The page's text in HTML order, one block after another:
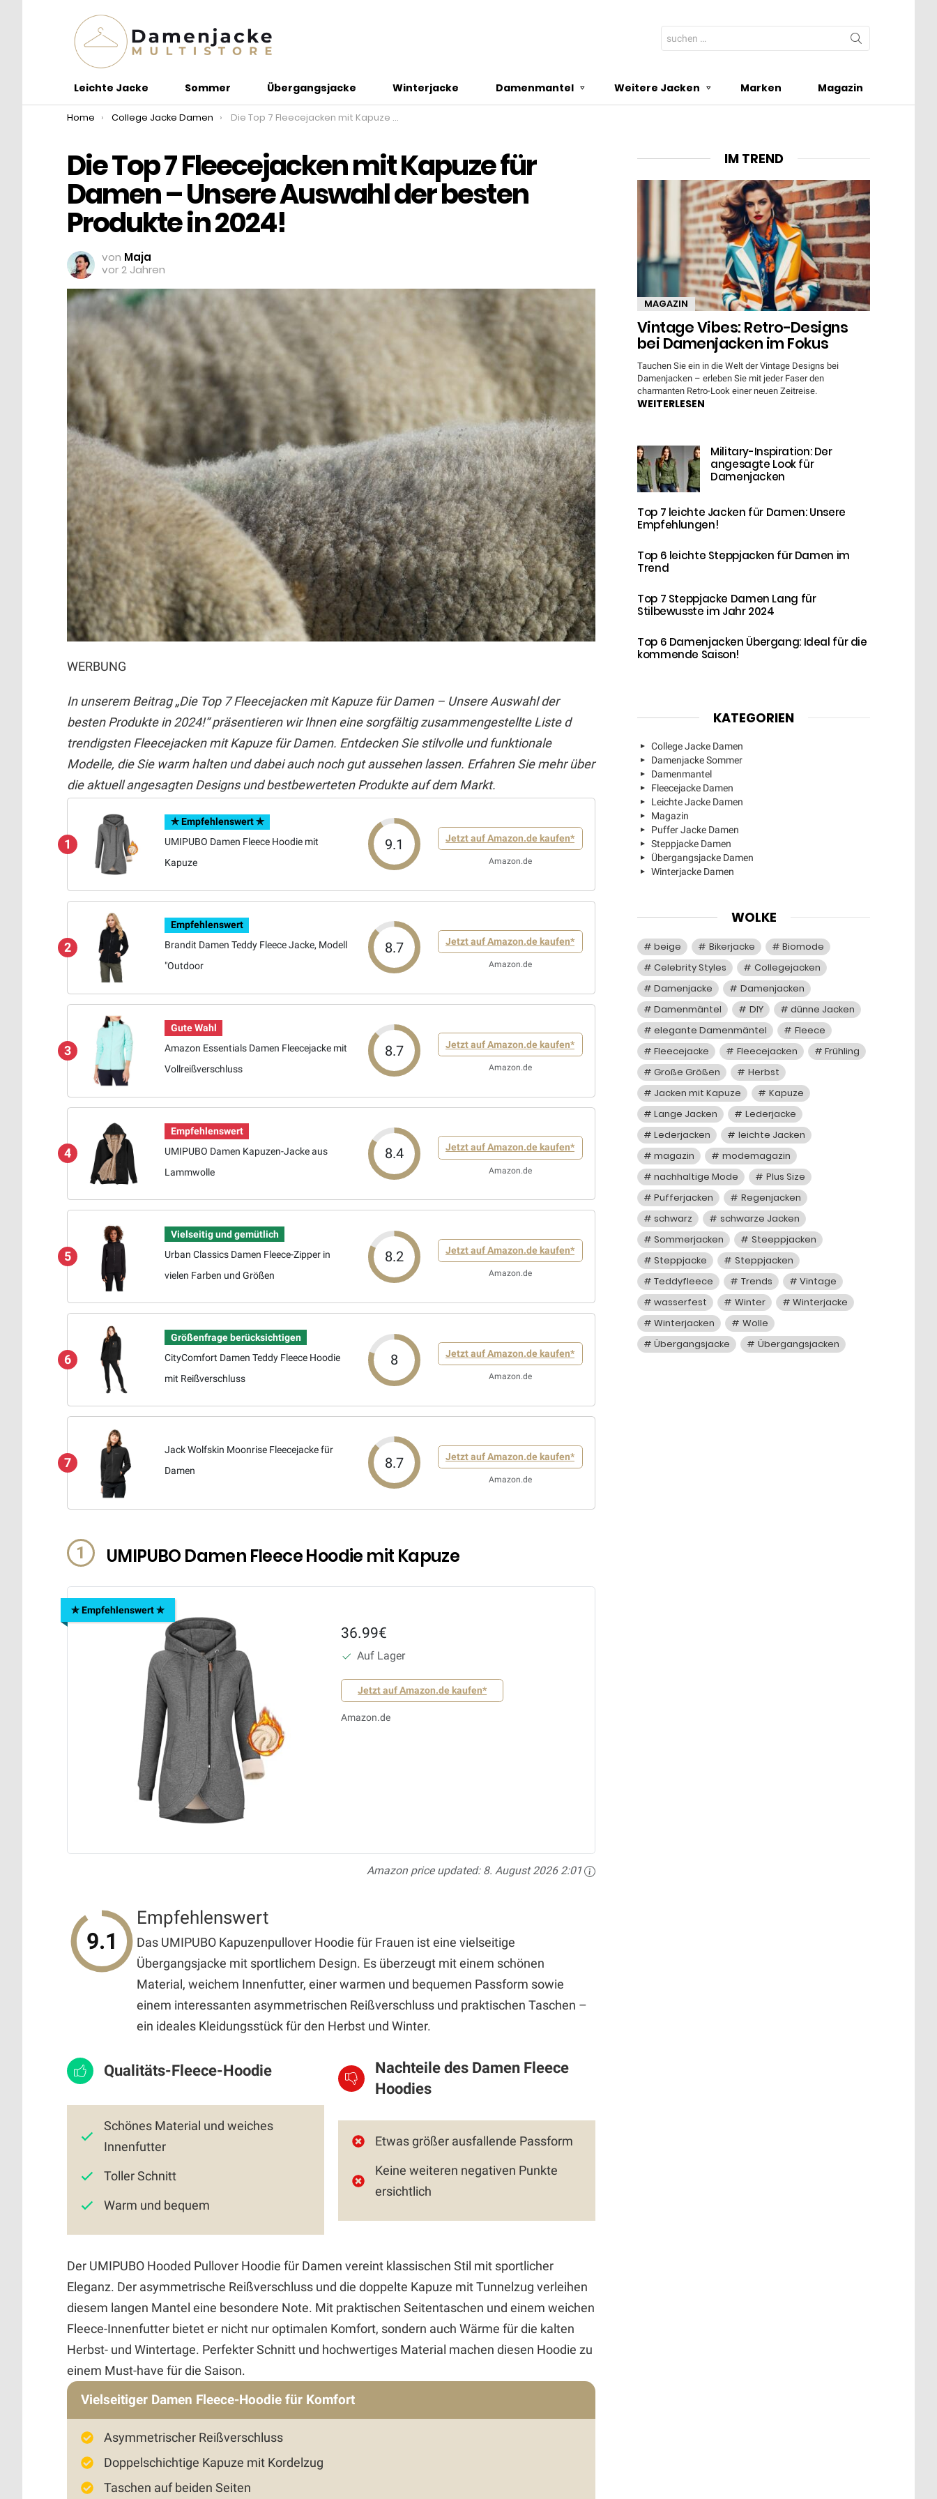
Search
for:
Leichte Jacke Sommer Übergangsjacke Winterjacke Damenmantel Weitere Jacken Marken Magazin
You are here:
Home College Jacke Damen Die Top 7 Fleecejacken mit Kapuze für Damen – Unsere Auswahl der besten Produkte in 2024!
Die Top 7 Fleecejacken mit Kapuze für
Damen – Unsere Auswahl der besten
Produkte in 2024!
von Maja
vor 2 Jahren
WERBUNG
In unserem Beitrag „Die Top 7 Fleecejacken mit Kapuze für Damen – Unsere Auswahl der
besten Produkte in 2024!“ präsentieren wir Ihnen eine sorgfältig zusammengestellte Liste d
trendigsten Fleecejacken mit Kapuze für Damen. Entdecken Sie stilvolle und funktionale
Modelle, die Sie warm halten und dabei auch noch gut aussehen lassen. Erfahren Sie mehr über
die aktuell angesagten Designs und bestbewerteten Produkte auf dem Markt.
1
✯ Empfehlenswert ✯
UMIPUBO Damen Fleece Hoodie mit
Kapuze
9.1 Jetzt auf Amazon.de kaufen*
Amazon.de
2
Empfehlenswert
Brandit Damen Teddy Fleece Jacke, Modell
"Outdoor
8.7 Jetzt auf Amazon.de kaufen*
Amazon.de
3
Gute Wahl
Amazon Essentials Damen Fleecejacke mit
Vollreißverschluss
8.7 Jetzt auf Amazon.de kaufen*
Amazon.de
4
Empfehlenswert
UMIPUBO Damen Kapuzen-Jacke aus
Lammwolle
8.4 Jetzt auf Amazon.de kaufen*
Amazon.de
5
Vielseitig und gemütlich
Urban Classics Damen Fleece-Zipper in
vielen Farben und Größen
8.2 Jetzt auf Amazon.de kaufen*
Amazon.de
6
Größenfrage berücksichtigen
CityComfort Damen Teddy Fleece Hoodie
mit Reißverschluss
8 Jetzt auf Amazon.de kaufen*
Amazon.de
7
Jack Wolfskin Moonrise Fleecejacke für
Damen
8.7 Jetzt auf Amazon.de kaufen*
Amazon.de
1 UMIPUBO Damen Fleece Hoodie mit Kapuze
✯ Empfehlenswert ✯
36.99€
Auf Lager
Jetzt auf Amazon.de kaufen*
Amazon.de
Amazon price updated: 8. August 2026 2:01
9.1
Empfehlenswert
Das UMIPUBO Kapuzenpullover Hoodie für Frauen ist eine vielseitige
Übergangsjacke mit sportlichem Design. Es überzeugt mit einem schönen
Material, weichem Innenfutter, einer warmen und bequemen Passform sowie
einem interessanten asymmetrischen Reißverschluss und praktischen Taschen –
ein ideales Kleidungsstück für den Herbst und Winter.
Qualitäts-Fleece-Hoodie
Schönes Material und weiches
Innenfutter
Toller Schnitt
Warm und bequem
Nachteile des Damen Fleece
Hoodies
Etwas größer ausfallende Passform
Keine weiteren negativen Punkte
ersichtlich
Der UMIPUBO Hooded Pullover Hoodie für Damen vereint klassischen Stil mit sportlicher
Eleganz. Der asymmetrische Reißverschluss und die doppelte Kapuze mit Tunnelzug verleihen
diesem langen Mantel eine besondere Note. Mit praktischen Seitentaschen und einem weichen
Fleece-Innenfutter bietet er nicht nur optimalen Komfort, sondern auch Wärme für die kalten
Herbst- und Wintertage. Perfekter Schnitt und hochwertiges Material machen diesen Hoodie zu
einem Must-have für die Saison.
Vielseitiger Damen Fleece-Hoodie für Komfort
Asymmetrischer Reißverschluss
Doppelschichtige Kapuze mit Kordelzug
Taschen auf beiden Seiten
IM TREND
MAGAZIN
Vintage Vibes: Retro-Designs
bei Damenjacken im Fokus
Tauchen Sie ein in die Welt der Vintage Designs bei
Damenjacken – erleben Sie mit jeder Faser den
charmanten Retro-Look einer neuen Zeitreise.
WEITERLESEN
Military-Inspiration: Der
angesagte Look für
Damenjacken
Top 7 leichte Jacken für Damen: Unsere
Empfehlungen!
Top 6 leichte Steppjacken für Damen im
Trend
Top 7 Steppjacke Damen Lang für
Stilbewusste im Jahr 2024
Top 6 Damenjacken Übergang: Ideal für die
kommende Saison!
KATEGORIEN
College Jacke Damen
Damenjacke Sommer
Damenmantel
Fleecejacke Damen
Leichte Jacke Damen
Magazin
Puffer Jacke Damen
Steppjacke Damen
Übergangsjacke Damen
Winterjacke Damen
WOLKE
beige Bikerjacke
Biomode
Celebrity Styles
Collegejacken
Damenjacke
Damenjacken
Damenmäntel
DIY
dünne Jacken
elegante Damenmäntel
Fleece
Fleecejacke
Fleecejacken
Frühling
Große Größen
Herbst
Jacken mit Kapuze
Kapuze
Lange Jacken
Lederjacke
Lederjacken
leichte Jacken
magazin
modemagazin
nachhaltige Mode
Plus Size
Pufferjacken
Regenjacken
schwarz
schwarze Jacken
Sommerjacken
Steeppjacken
Steppjacke
Steppjacken
Teddyfleece
Trends
Vintage
wasserfest
Winter
Winterjacke
Winterjacken
Wolle
Übergangsjacke
Übergangsjacken